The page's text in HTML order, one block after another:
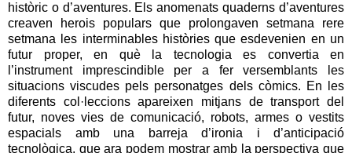
històric o d’aventures. Els anomenats quaderns d’aventures
creaven herois populars que prolongaven setmana rere
setmana les interminables històries que esdevenien en un
futur proper, en què la tecnologia es convertia en
l’instrument imprescindible per a fer versemblants les
situacions viscudes pels personatges dels còmics. En les
diferents col·leccions apareixen mitjans de transport del
futur, noves vies de comunicació, robots, armes o vestits
espacials amb una barreja d’ironia i d’anticipació
tecnològica, que ara podem mostrar amb la perspectiva que